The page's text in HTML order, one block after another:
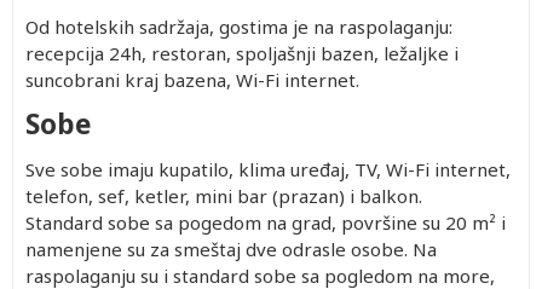
Od hotelskih sadržaja, gostima je na raspolaganju:
recepcija 24h, restoran, spoljašnji bazen, ležaljke i
suncobrani kraj bazena, Wi-Fi internet.
Sobe
Sve sobe imaju kupatilo, klima uređaj, TV, Wi-Fi internet,
telefon, sef, ketler, mini bar (prazan) i balkon.
Standard sobe sa pogedom na grad, površine su 20 m² i
namenjene su za smeštaj dve odrasle osobe. Na
raspolaganju su i standard sobe sa pogledom na more,